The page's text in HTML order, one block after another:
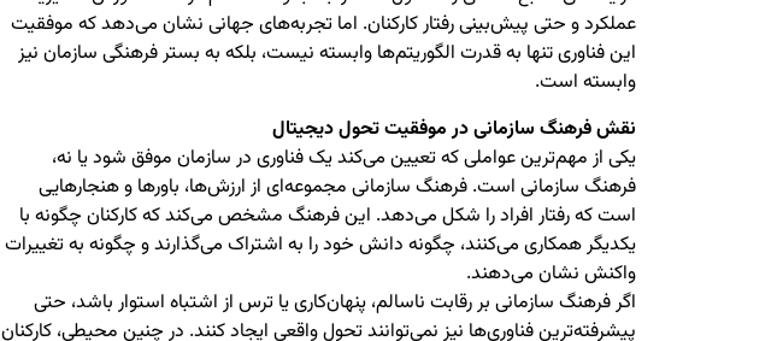
عملکرد و حتی پیش‌بینی رفتار کارکنان. اما تجربه‌های جهانی نشان می‌دهد که موفقیت
این فناوری تنها به قدرت الگوریتم‌ها وابسته نیست، بلکه به بستر فرهنگی سازمان نیز
وابسته است.
نقش فرهنگ سازمانی در موفقیت تحول دیجیتال
یکی از مهم‌ترین عواملی که تعیین می‌کند یک فناوری در سازمان موفق شود یا نه،
فرهنگ سازمانی است. فرهنگ سازمانی مجموعه‌ای از ارزش‌ها، باورها و هنجارهایی
است که رفتار افراد را شکل می‌دهد. این فرهنگ مشخص می‌کند که کارکنان چگونه با
یکدیگر همکاری می‌کنند، چگونه دانش خود را به اشتراک می‌گذارند و چگونه به تغییرات
واکنش نشان می‌دهند.
اگر فرهنگ سازمانی بر رقابت ناسالم، پنهان‌کاری یا ترس از اشتباه استوار باشد، حتی
پیشرفته‌ترین فناوری‌ها نیز نمی‌توانند تحول واقعی ایجاد کنند. در چنین محیطی، کارکنان